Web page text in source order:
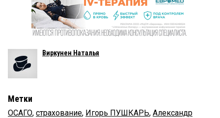
Виркунен Наталья
Метки
ОСАГО, страхование, Игорь ПУШКАРЬ, Александр